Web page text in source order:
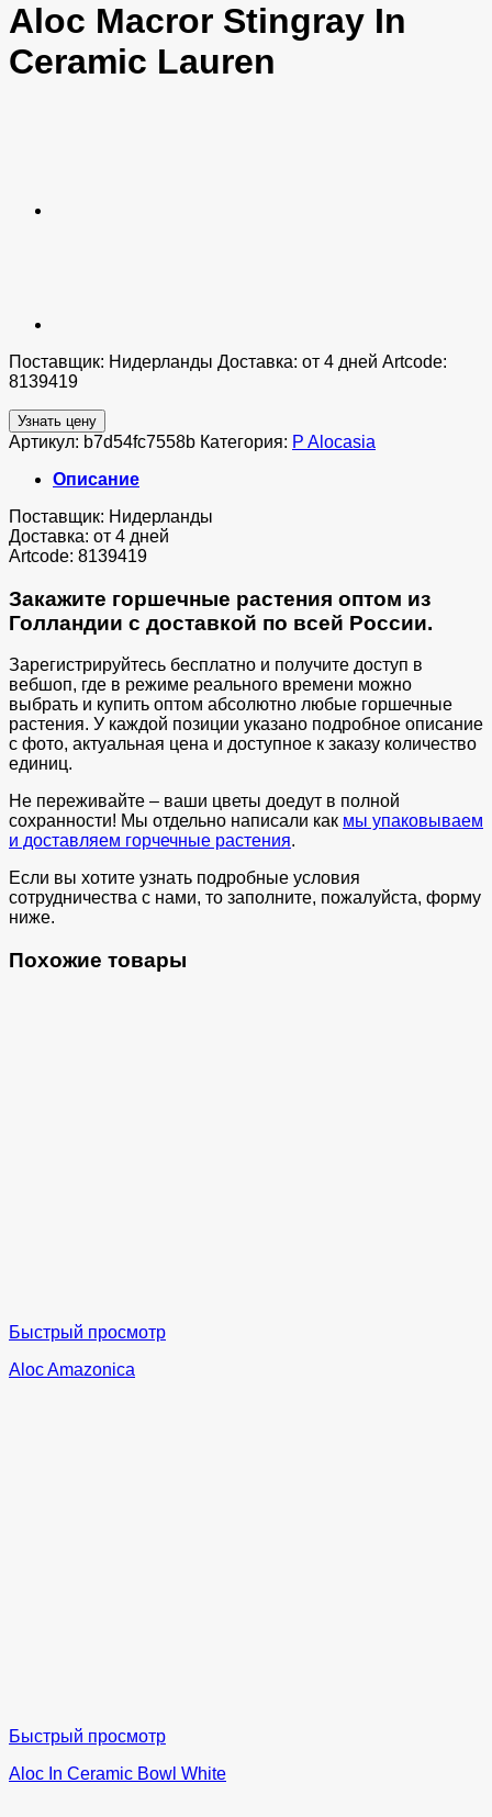
Aloc Macror Stingray In
Ceramic Lauren
Поставщик: Нидерланды Доставка: от 4 дней Artcode:
8139419
Узнать цену
Артикул: b7d54fc7558b Категория: P Alocasia
Описание
Поставщик: Нидерланды
Доставка: от 4 дней
Artcode: 8139419
Закажите горшечные растения оптом из
Голландии с доставкой по всей России.
Зарегистрируйтесь бесплатно и получите доступ в
вебшоп, где в режиме реального времени можно
выбрать и купить оптом абсолютно любые горшечные
растения. У каждой позиции указано подробное описание
с фото, актуальная цена и доступное к заказу количество
единиц.
Не переживайте – ваши цветы доедут в полной
сохранности! Мы отдельно написали как мы упаковываем
и доставляем горчечные растения.
Если вы хотите узнать подробные условия
сотрудничества с нами, то заполните, пожалуйста, форму
ниже.
Похожие товары
Быстрый просмотр
Aloc Amazonica
Быстрый просмотр
Aloc In Ceramic Bowl White